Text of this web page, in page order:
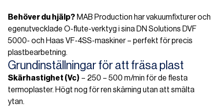
Behöver du hjälp? MAB Production har vakuumfixturer och
egenutvecklade O-flute-verktyg i sina DN Solutions DVF
5000- och Haas VF-4SS-maskiner – perfekt för precis
plastbearbetning.
Grundinställningar för att fräsa plast
Skärhastighet (Vc) – 250 – 500 m/min för de flesta
termoplaster. Högt nog för ren skärning utan att smälta
ytan.